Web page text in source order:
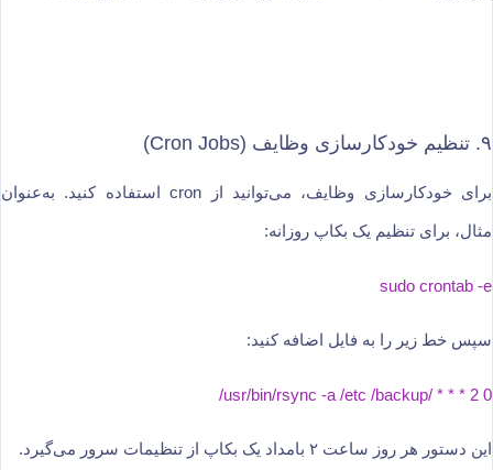
۹. تنظیم خودکارسازی وظایف (Cron Jobs)
برای خودکارسازی وظایف، می‌توانید از cron استفاده کنید. به‌عنوان
مثال، برای تنظیم یک بکاپ روزانه:
sudo crontab -e
سپس خط زیر را به فایل اضافه کنید:
0 2 * * * /usr/bin/rsync -a /etc /backup/
این دستور هر روز ساعت ۲ بامداد یک بکاپ از تنظیمات سرور می‌گیرد.